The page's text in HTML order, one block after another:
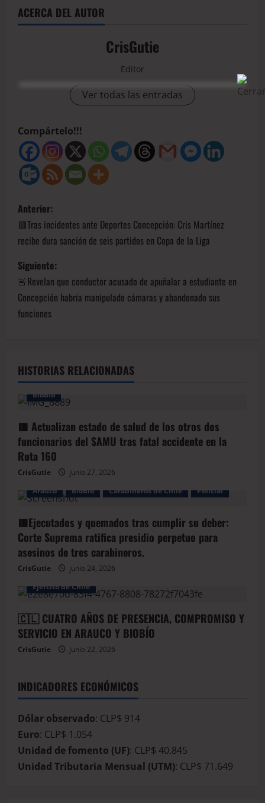
ACERCA DEL AUTOR
CrisGutie
Editor
Ver todas las entradas
Compártelo!!!
Anterior:
🟥Tras incidentes ante Deportes Concepción: Cris Martínez
recibe dura sanción de seis partidos en Copa de la Liga
Siguiente:
🚨Revelan que conductor acusado de apuñalar a estudiante en
Concepción habría manipulado cámaras y abandonado sus
funciones
HISTORIAS RELACIONADAS
BioBio
🟥 Actualizan estado de salud de los otros dos
funcionarios del SAMU tras fatal accidente en la
Ruta 160
CrisGutie
junio 27, 2026
Arauco
BioBio Carabineros de Chile Policial
🟥Ejecutados y quemados tras cumplir su deber:
Corte Suprema ratifica presidio perpetuo para
asesinos de tres carabineros.
CrisGutie junio 24, 2026
Arauco Armada de Chile
Ejercito de Chile
🇨🇱 CUATRO AÑOS DE PRESENCIA, COMPROMISO Y
SERVICIO EN ARAUCO Y BIOBÍO
CrisGutie junio 22, 2026
INDICADORES ECONÓMICOS
Dólar observado: CLP$ 914
Euro: CLP$ 1.054
Unidad de fomento (UF): CLP$ 40.845
Unidad Tributaria Mensual (UTM): CLP$ 71.649